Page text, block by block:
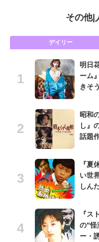
その他|
デイリー
明日
ーム
きそ
昭和
し』
話題
『夏
い世
しん
『ス
の"怪
ー・